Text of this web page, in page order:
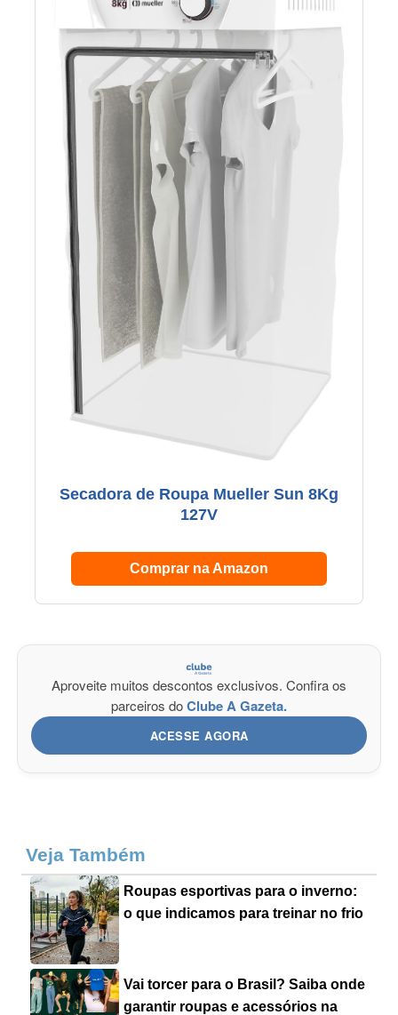
Secadora de Roupa Mueller Sun 8Kg
127V
Comprar na Amazon
Aproveite muitos descontos exclusivos. Confira os
parceiros doClube A Gazeta.
ACESSE AGORA
Veja Também
Roupas esportivas para o inverno:
o que indicamos para treinar no frio
Vai torcer para o Brasil? Saiba onde
garantir roupas e acessórios na